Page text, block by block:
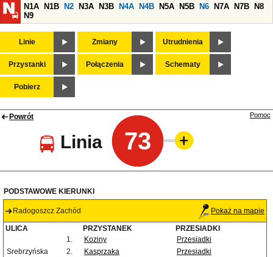
N1A
N1B N2 N3A N3B N4A N4B N5A N5B N6 N7A N7B
N8
N9
Linie Zmiany Utrudnienia
Przystanki Połączenia Schematy
Pobierz
Powrót
Linia 73
Pomoc
PODSTAWOWE KIERUNKI
Radogoszcz Zachód Pokaż na mapie
ULICA PRZYSTANEK
PRZESIADKI
1.
Koziny
Przesiadki
Srebrzyńska
2. Kasprzaka
Przesiadki